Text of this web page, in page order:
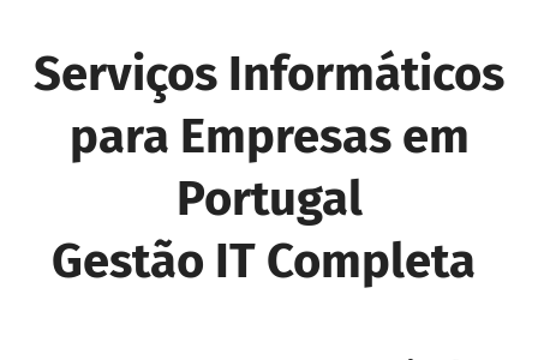
Serviços Informáticos
para Empresas em
Portugal
Gestão IT Completa